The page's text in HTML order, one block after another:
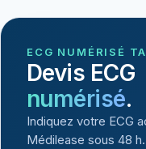
ECG NUMÉRISÉ
Devis ECG
numérisé.
Indiquez votre ECG
Médilease sous 48 h.